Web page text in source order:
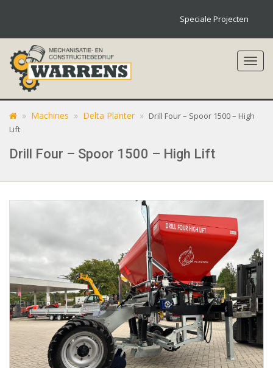
Speciale Projecten
» Machines » Delta Planter » Drill Four – Spoor 1500 – High
Lift
Drill Four – Spoor 1500 – High Lift